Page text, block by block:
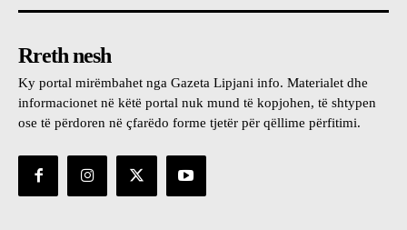
Rreth nesh
Ky portal mirëmbahet nga Gazeta Lipjani info. Materialet dhe
informacionet në këtë portal nuk mund të kopjohen, të shtypen
ose të përdoren në çfarëdo forme tjetër për qëllime përfitimi.